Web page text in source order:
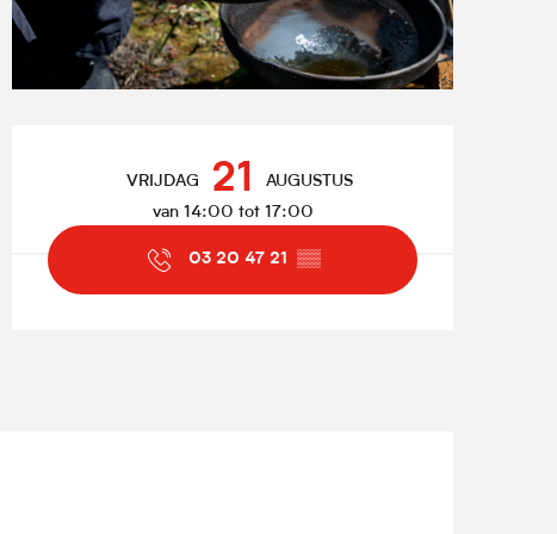
Openingstijden en
VRIJDAG 21 AUGUSTUS
van 14:00 tot 17:00
03 20 47 21 ▒▒